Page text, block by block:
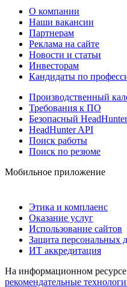
О компании
Наши вакансии
Партнерам
Реклама на сайте
Новости и статьи
Инвесторам
Кандидаты по
Производственный
Требования к ПО
Безопасный HeadHunter
HeadHunter API
Поиск работы
Поиск по резюме
Мобильное приложение
Этика и комплаенс
Оказание услуг
Использование сайтов
Защита персональных
ИТ аккредитация
На информационном
рекомендательные